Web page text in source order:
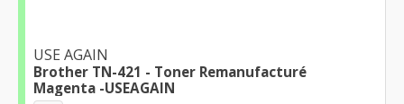
USE AGAIN
Brother TN-421 - Toner Remanufacturé
Magenta -USEAGAIN